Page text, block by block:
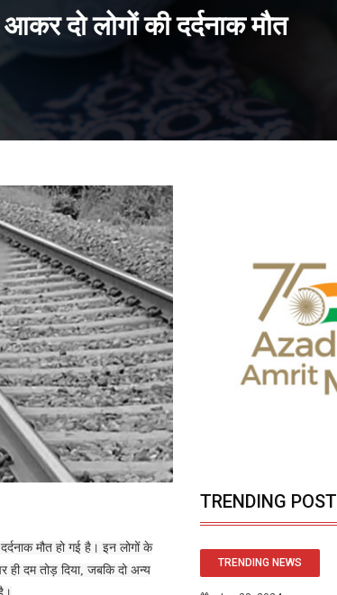
दो लोगों की दर्दनाक मौत
मौत हो गई है। इन लोगों के
दम तोड़ दिया, जबकि दो अन्य
TRENDING POST
TRENDING NEWS